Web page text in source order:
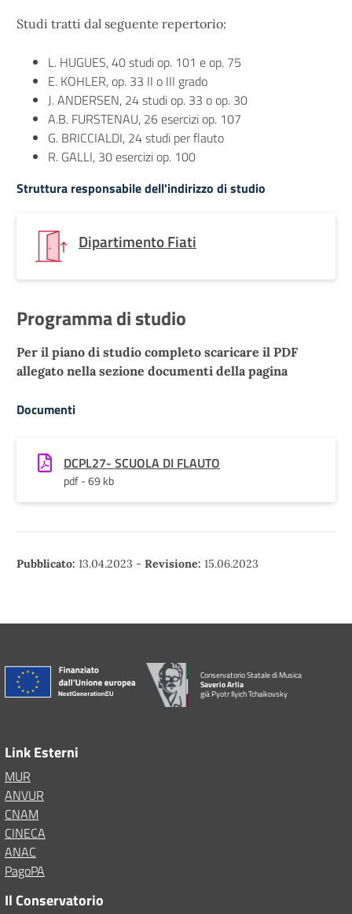
Studi tratti dal seguente repertorio:
L. HUGUES, 40 studi op. 101 e op. 75
E. KOHLER, op. 33 II o III grado
J. ANDERSEN, 24 studi op. 33 o op. 30
A.B. FURSTENAU, 26 esercizi op. 107
G. BRICCIALDI, 24 studi per flauto
R. GALLI, 30 esercizi op. 100
Struttura responsabile dell'indirizzo di studio
Dipartimento Fiati
Programma di studio
Per il piano di studio completo scaricare il PDF
allegato nella sezione documenti della pagina
Documenti
DCPL27- SCUOLA DI FLAUTO
pdf - 69 kb
Pubblicato: 13.04.2023 - Revisione: 15.06.2023
Conservatorio Statale di Musica
Saverio Arlia
già Pyotr Ilyich Tchaikovsky
Link Esterni
MUR
ANVUR
CNAM
CINECA
ANAC
PagoPA
Il Conservatorio